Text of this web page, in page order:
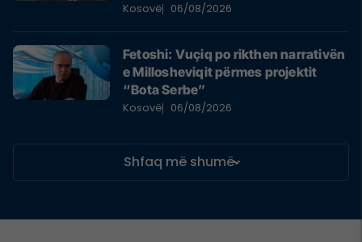
Kosovë 06/08/2026
Fetoshi: Vuçiq po rikthen narrativën
e Millosheviqit përmes projektit
“Bota Serbe”
Kosovë 06/08/2026
Shfaq më shumë